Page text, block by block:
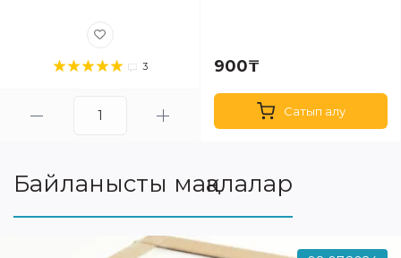
3 900₸
Сатып алу
Байланысты мақалалар